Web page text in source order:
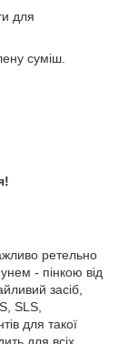
для
суміш.
ретельно
- пінкою від
засіб,
SLS,
для такої
для всіх